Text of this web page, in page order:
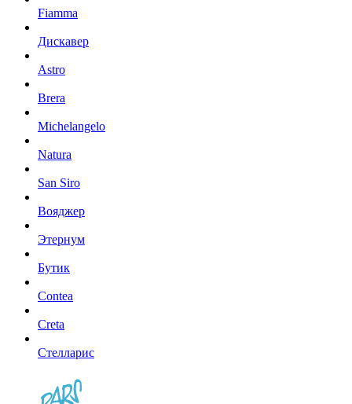
Fiamma
Дискавер
Astro
Brera
Michelangelo
Natura
San Siro
Вояджер
Этернум
Бутик
Contea
Creta
Стелларис